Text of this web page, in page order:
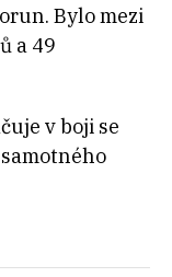
Bylo mezi
a 49
v boji se